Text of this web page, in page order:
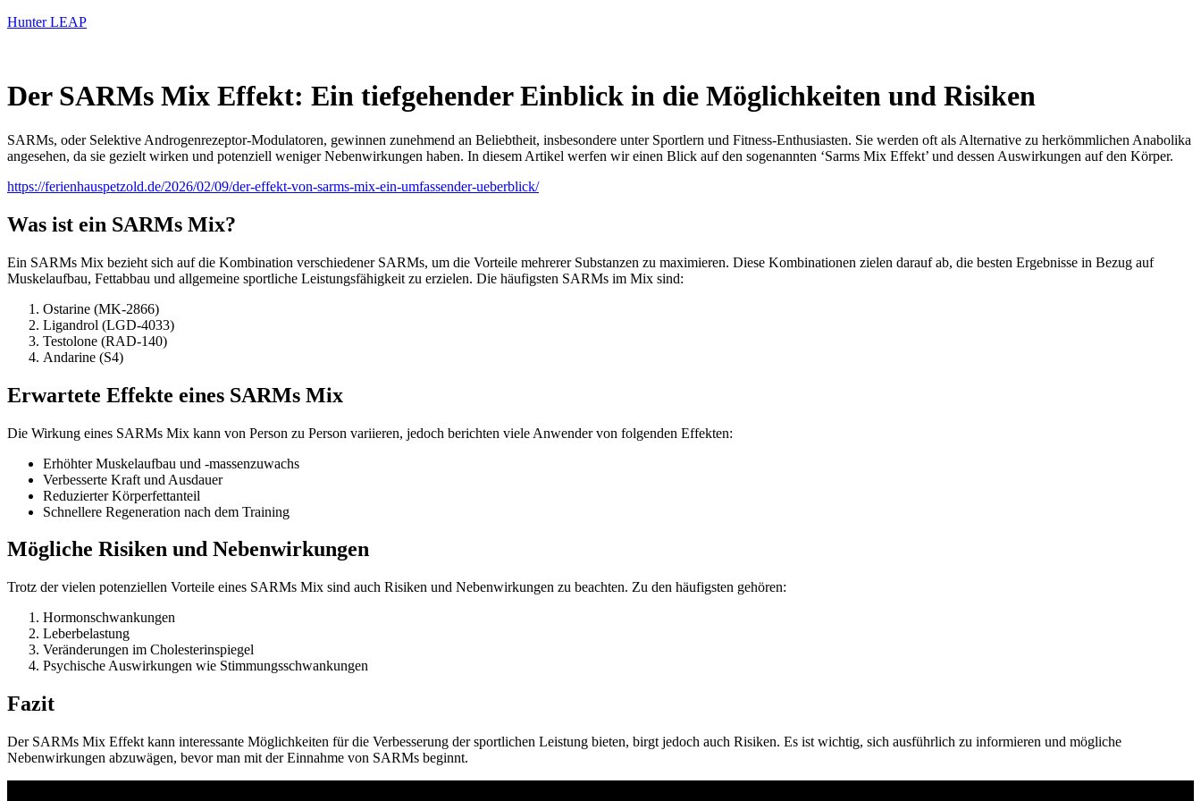
Hunter LEAP
Der SARMs Mix Effekt: Ein tiefgehender Einblick in die Möglichkeiten und Risiken
SARMs, oder Selektive Androgenrezeptor-Modulatoren, gewinnen zunehmend an Beliebtheit, insbesondere unter Sportlern und Fitness-Enthusiasten. Sie werden oft als Alternative zu herkömmlichen Anabolika
angesehen, da sie gezielt wirken und potenziell weniger Nebenwirkungen haben. In diesem Artikel werfen wir einen Blick auf den sogenannten ‘Sarms Mix Effekt’ und dessen Auswirkungen auf den Körper.
https://ferienhauspetzold.de/2026/02/09/der-effekt-von-sarms-mix-ein-umfassender-ueberblick/
Was ist ein SARMs Mix?
Ein SARMs Mix bezieht sich auf die Kombination verschiedener SARMs, um die Vorteile mehrerer Substanzen zu maximieren. Diese Kombinationen zielen darauf ab, die besten Ergebnisse in Bezug auf
Muskelaufbau, Fettabbau und allgemeine sportliche Leistungsfähigkeit zu erzielen. Die häufigsten SARMs im Mix sind:
Ostarine (MK-2866)
Ligandrol (LGD-4033)
Testolone (RAD-140)
Andarine (S4)
Erwartete Effekte eines SARMs Mix
Die Wirkung eines SARMs Mix kann von Person zu Person variieren, jedoch berichten viele Anwender von folgenden Effekten:
Erhöhter Muskelaufbau und -massenzuwachs
Verbesserte Kraft und Ausdauer
Reduzierter Körperfettanteil
Schnellere Regeneration nach dem Training
Mögliche Risiken und Nebenwirkungen
Trotz der vielen potenziellen Vorteile eines SARMs Mix sind auch Risiken und Nebenwirkungen zu beachten. Zu den häufigsten gehören:
Hormonschwankungen
Leberbelastung
Veränderungen im Cholesterinspiegel
Psychische Auswirkungen wie Stimmungsschwankungen
Fazit
Der SARMs Mix Effekt kann interessante Möglichkeiten für die Verbesserung der sportlichen Leistung bieten, birgt jedoch auch Risiken. Es ist wichtig, sich ausführlich zu informieren und mögliche
Nebenwirkungen abzuwägen, bevor man mit der Einnahme von SARMs beginnt.